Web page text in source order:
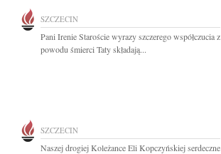
SZCZECIN
Pani Irenie Staroście wyrazy szczerego współczucia z
powodu śmierci Taty składają...
SZCZECIN
Naszej drogiej Koleżance Eli Kopczyńskiej serdeczne